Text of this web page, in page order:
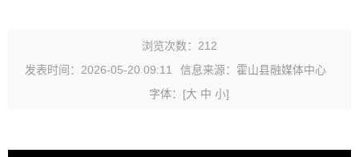
浏览次数： 212
发表时间：2026-05-20 09:11
信息来源：霍山县融媒体中心
字体： [大 中 小]